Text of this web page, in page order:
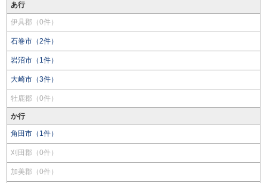
あ行
伊具郡（0件）
石巻市（2件）
岩沼市（1件）
大崎市（3件）
牡鹿郡（0件）
か行
角田市（1件）
刈田郡（0件）
加美郡（0件）